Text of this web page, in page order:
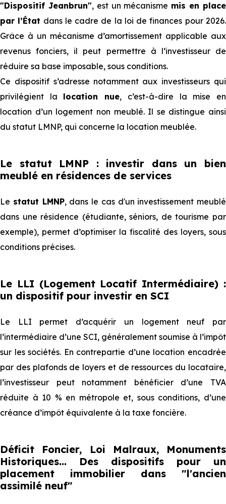
"Dispositif Jeanbrun", est un mécanisme mis en place
par l’État dans le cadre de la loi de finances pour 2026.
Grâce à un mécanisme d’amortissement applicable aux
revenus fonciers, il peut permettre à l’investisseur de
réduire sa base imposable, sous conditions.
Ce dispositif s’adresse notamment aux investisseurs qui
privilégient la location nue, c’est-à-dire la mise en
location d’un logement non meublé. Il se distingue ainsi
du statut LMNP, qui concerne la location meublée.
Le statut LMNP : investir dans un bien
meublé en résidences de services
Le statut LMNP, dans le cas d'un investissement meublé
dans une résidence (étudiante, séniors, de tourisme par
exemple), permet d’optimiser la fiscalité des loyers, sous
conditions précises.
Le LLI (Logement Locatif Intermédiaire) :
un dispositif pour investir en SCI
Le LLI permet d’acquérir un logement neuf par
l’intermédiaire d’une SCI, généralement soumise à l’impôt
sur les sociétés. En contrepartie d’une location encadrée
par des plafonds de loyers et de ressources du locataire,
l’investisseur peut notamment bénéficier d’une TVA
réduite à 10 % en métropole et, sous conditions, d’une
créance d’impôt équivalente à la taxe foncière.
Déficit Foncier, Loi Malraux, Monuments
Historiques... Des dispositifs pour un
placement immobilier dans "l'ancien
assimilé neuf"